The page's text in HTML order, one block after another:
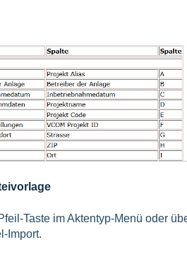
Taste im Aktentyp-Menü oder
Import.